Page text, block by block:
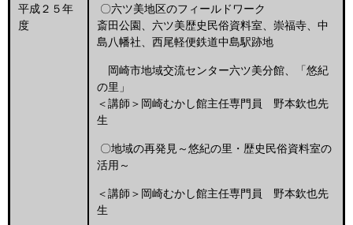
平成２５年
度
〇六ツ美地区のフィールドワーク
斎田公園、六ツ美歴史民俗資料室、崇福寺、中
島八幡社、西尾軽便鉄道中島駅跡地
岡崎市地域交流センター六ツ美分館、「悠紀
の里」
＜講師＞岡崎むかし館主任専門員 野本欽也先
生
〇地域の再発見～悠紀の里・歴史民俗資料室の
活用～
＜講師＞岡崎むかし館主任専門員 野本欽也先
生